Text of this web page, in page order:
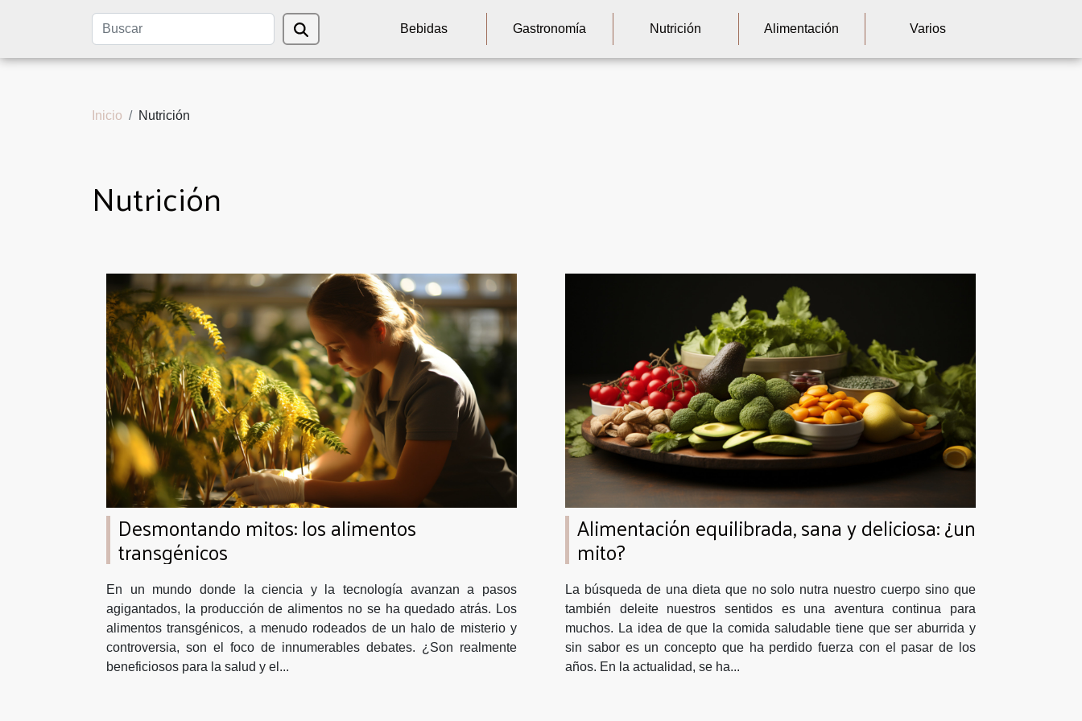
Bebidas Gastronomía Nutrición Alimentación Varios
Inicio Nutrición
Nutrición
Desmontando mitos: los alimentos
transgénicos
En un mundo donde la ciencia y la tecnología avanzan a pasos
agigantados, la producción de alimentos no se ha quedado atrás. Los
alimentos transgénicos, a menudo rodeados de un halo de misterio y
controversia, son el foco de innumerables debates. ¿Son realmente
beneficiosos para la salud y el...
Alimentación equilibrada, sana y deliciosa: ¿un
mito?
La búsqueda de una dieta que no solo nutra nuestro cuerpo sino que
también deleite nuestros sentidos es una aventura continua para
muchos. La idea de que la comida saludable tiene que ser aburrida y
sin sabor es un concepto que ha perdido fuerza con el pasar de los
años. En la actualidad, se ha...